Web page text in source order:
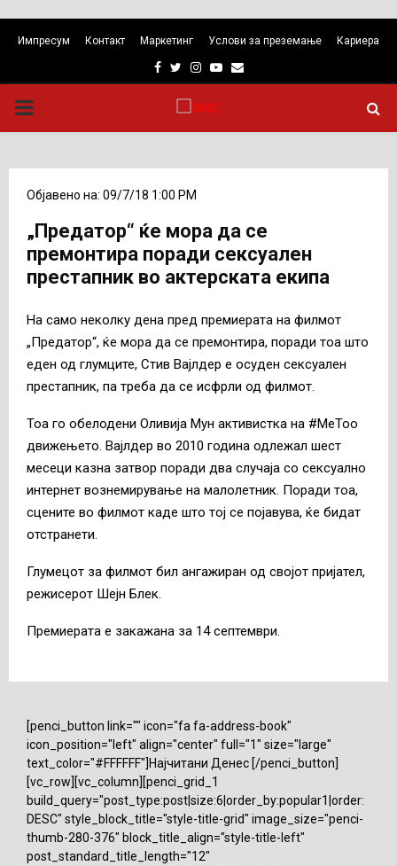
Импресум Контакт Маркетинг Услови за преземање Кариера
Facebook
TwitterInstagram
Youtube
Email
PRIMARY
Објавено на: 09/7/18 1:00 PM
„Предатор“ ќе мора да се
премонтира поради сексуален
престапник во актерската екипа
На само неколку дена пред премиерата на филмот
„Предатор“, ќе мора да се премонтира, поради тоа што
еден од глумците, Стив Вајлдер е осуден сексуален
престапник, па треба да се исфрли од филмот.
Тоа го обелодени Оливија Мун активистка на #MeToo
движењето. Вајлдер во 2010 година одлежал шест
месеци казна затвор поради два случаја со сексуално
интернет вознемирување на малолетник. Поради тоа,
сцените во филмот каде што тој се појавува, ќе бидат
отстранети.
Глумецот за филмот бил ангажиран од својот пријател,
режисерот Шејн Блек.
Премиерата е закажана за 14 септември.
[penci_button link="" icon="fa fa-address-book"
icon_position="left" align="center" full="1" size="large"
text_color="#FFFFFF"]Најчитани Денес [/penci_button]
[vc_row][vc_column][penci_grid_1
build_query="post_type:post|size:6|order_by:popular1|order:
DESC" style_block_title="style-title-grid" image_size="penci-
thumb-280-376" block_title_align="style-title-left"
post_standard_title_length="12"